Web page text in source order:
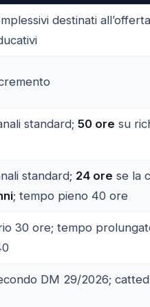
destinati
standard; 50 ore su
standard; 24 ore se la
; tempo pieno 40 ore
30 ore; tempo
DM 29/2026;